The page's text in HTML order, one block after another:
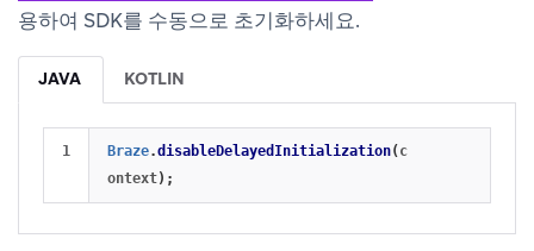
용하여 SDK를 수동으로 초기화하세요.
JAVA KOTLIN
Braze.disableDelayedInitialization(c
ontext);